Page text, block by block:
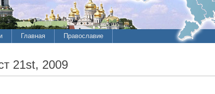
Главная Православие
21st, 2009